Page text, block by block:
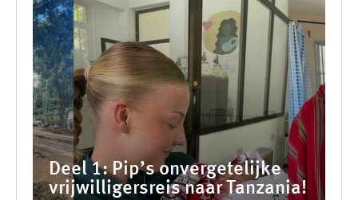
Deel 1: Pip’s onvergetelijke
vrijwilligersreis naar Tanzania!